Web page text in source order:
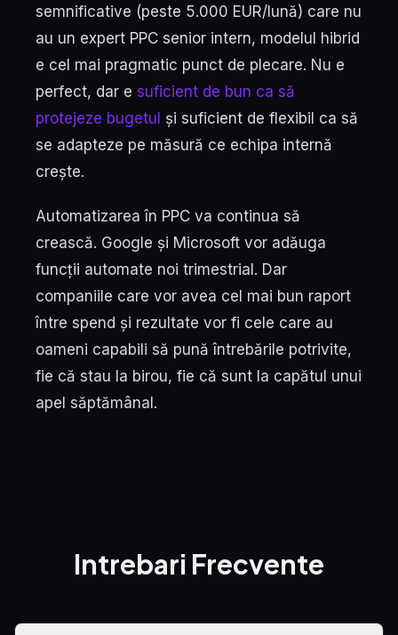
semnificative (peste 5.000 EUR/lună) care nu
au un expert PPC senior intern, modelul hibrid
e cel mai pragmatic punct de plecare. Nu e
perfect, dar e suficient de bun ca să
protejeze bugetul și suficient de flexibil ca să
se adapteze pe măsură ce echipa internă
crește.
Automatizarea în PPC va continua să
crească. Google și Microsoft vor adăuga
funcții automate noi trimestrial. Dar
companiile care vor avea cel mai bun raport
între spend și rezultate vor fi cele care au
oameni capabili să pună întrebările potrivite,
fie că stau la birou, fie că sunt la capătul unui
apel săptămânal.
Intrebari Frecvente